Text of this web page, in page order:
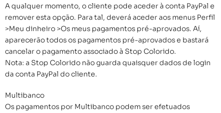
A qualquer momento, o cliente pode aceder à conta PayPal e
remover esta opção. Para tal, deverá aceder aos menus Perfil
>Meu dinheiro >Os meus pagamentos pré-aprovados. Aí,
aparecerão todos os pagamentos pré-aprovados e bastará
cancelar o pagamento associado à Stop Colorido.
Nota: a Stop Colorido não guarda quaisquer dados de login
da conta PayPal do cliente.
Multibanco
Os pagamentos por Multibanco podem ser efetuados